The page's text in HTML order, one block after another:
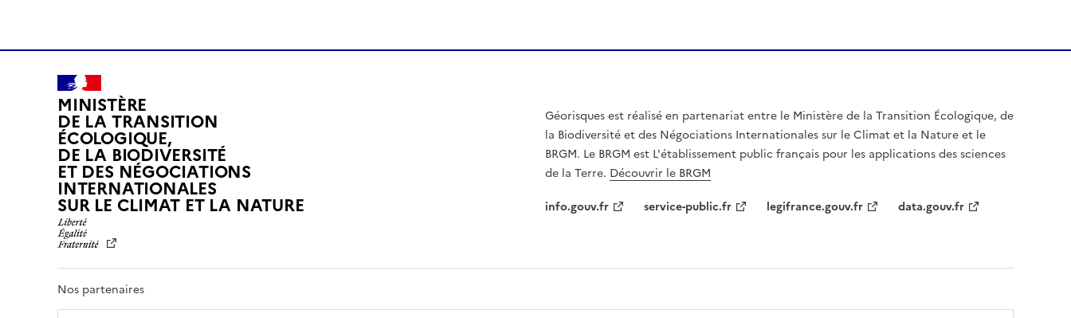
MINISTÈRE
DE LA TRANSITION
ÉCOLOGIQUE,
DE LA BIODIVERSITÉ
ET DES NÉGOCIATIONS
INTERNATIONALES
SUR LE CLIMAT ET LA NATUREL
R
É
Géorisques est réalisé en partenariat entre le Ministère de la Transition Écologique, de
la Biodiversité et des Négociations Internationales sur le Climat et la Nature et le
BRGM. Le BRGM est L'établissement public français pour les applications des sciences
de la Terre. Découvrir le BRGM
info.gouv.fr
service-public.fr legifrance.gouv.fr data.gouv.fr
Nos partenaires